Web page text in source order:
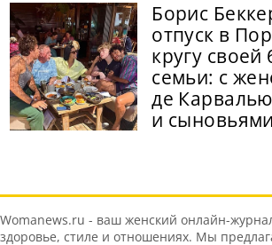
Борис
отпуск в
кругу
семьи: с
де
и сыновьями
Womanews.ru - ваш женский онлайн-
здоровье, стиле и отношениях. Мы